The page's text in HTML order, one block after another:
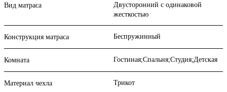
Вид матраса
Двусторонний с одинаковой
жесткостью
Конструкция матраса Беспружинный
Комната Гостиная;Спальня;Студия;Детская
Материал чехла Трикот